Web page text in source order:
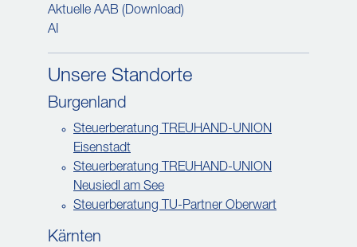
Aktuelle AAB (Download)
AI
Unsere Standorte
Burgenland
Steuerberatung TREUHAND-UNION
Eisenstadt
Steuerberatung TREUHAND-UNION
Neusiedl am See
Steuerberatung TU-Partner Oberwart
Kärnten